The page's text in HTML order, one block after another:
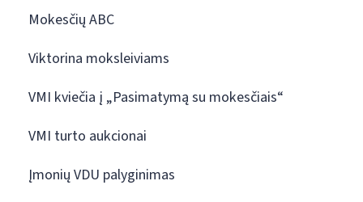
Mokesčių ABC
Viktorina moksleiviams
VMI kviečia į „Pasimatymą su mokesčiais“
VMI turto aukcionai
Įmonių VDU palyginimas